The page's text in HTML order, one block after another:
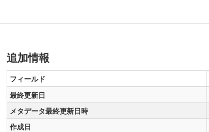
追加情報
フィールド
最終更新日
メタデータ最終更新日時
作成日